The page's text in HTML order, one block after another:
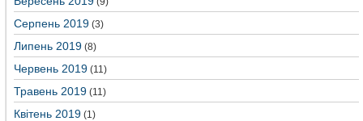
Серпень 2019 (3)
Липень 2019 (8)
Червень 2019 (11)
Травень 2019 (11)
Квітень 2019 (1)